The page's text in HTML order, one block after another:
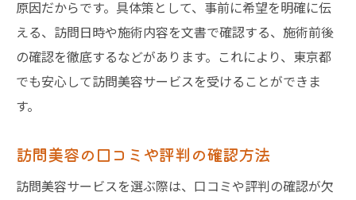
原因だからです。具体策として、事前に希望を明確に伝
える、訪問日時や施術内容を文書で確認する、施術前後
の確認を徹底するなどがあります。これにより、東京都
でも安心して訪問美容サービスを受けることができま
す。
訪問美容の口コミや評判の確認方法
訪問美容サービスを選ぶ際は、口コミや評判の確認が欠